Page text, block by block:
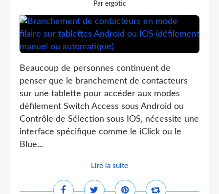
Par ergotic
Beaucoup de personnes continuent de
penser que le branchement de contacteurs
sur une tablette pour accéder aux modes
défilement Switch Access sous Android ou
Contrôle de Sélection sous IOS, nécessite une
interface spécifique comme le iClick ou le
Blue...
Lire la suite